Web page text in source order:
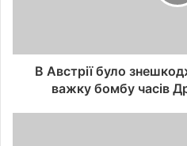
В Австрії було
важку бомбу часів